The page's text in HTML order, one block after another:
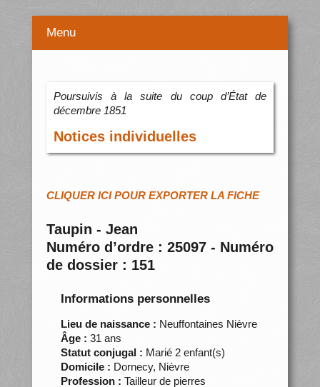
Menu
Poursuivis à la suite du coup d’État de
décembre 1851
Notices individuelles
CLIQUER ICI POUR EXPORTER LA FICHE
Taupin - Jean
Numéro d’ordre : 25097 - Numéro
de dossier : 151
Informations personnelles
Lieu de naissance : Neuffontaines Nièvre
Âge : 31 ans
Statut conjugal : Marié 2 enfant(s)
Domicile : Dornecy, Nièvre
Profession : Tailleur de pierres